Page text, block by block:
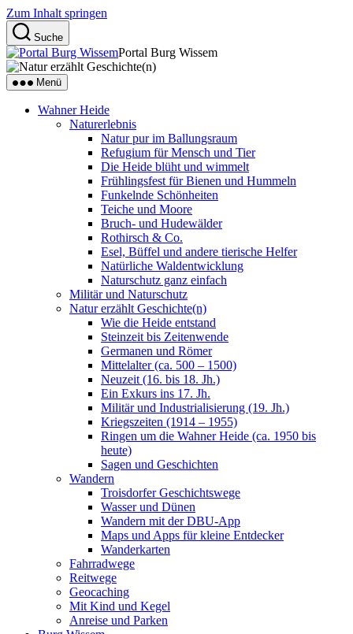
Zum Inhalt springen
Suche
Portal Burg Wissem
Menü
Wahner Heide
Naturerlebnis
Natur pur im Ballungsraum
Refugium für Mensch und Tier
Die Heide blüht und wimmelt
Frühlingsfest für Bienen und Hummeln
Funkelnde Schönheiten
Teiche und Moore
Bruch- und Hudewälder
Rothirsch & Co.
Esel, Büffel und andere tierische Helfer
Natürliche Waldentwicklung
Naturschutz ganz einfach
Militär und Naturschutz
Natur erzählt Geschichte(n)
Wie die Heide entstand
Steinzeit bis Zeitenwende
Germanen und Römer
Mittelalter (ca. 500 – 1500)
Neuzeit (16. bis 18. Jh.)
Ein Exkurs ins 17. Jh.
Militär und Industrialisierung (19. Jh.)
Kriegszeiten (1914 – 1955)
Ringen um die Wahner Heide (ca. 1950 bis
heute)
Sagen und Geschichten
Wandern
Troisdorfer Geschichtswege
Wasser und Dünen
Wandern mit der DBU-App
Maps und Apps für kleine Entdecker
Wanderkarten
Fahrradwege
Reitwege
Geocaching
Mit Kind und Kegel
Anreise und Parken